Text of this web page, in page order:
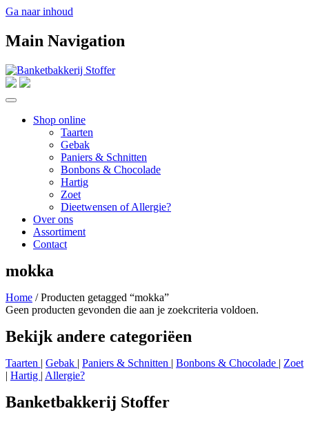
Ga naar inhoud
Main Navigation
Shop online
Taarten
Gebak
Paniers & Schnitten
Bonbons & Chocolade
Hartig
Zoet
Dieetwensen of Allergie?
Over ons
Assortiment
Contact
mokka
Home / Producten getagged “mokka”
Geen producten gevonden die aan je zoekcriteria voldoen.
Bekijk andere categoriëen
Taarten | Gebak | Paniers & Schnitten | Bonbons & Chocolade | Zoet
| Hartig | Allergie?
Banketbakkerij Stoffer